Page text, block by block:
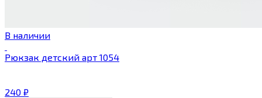
В наличии
Рюкзак детский арт 1054
240 ₽